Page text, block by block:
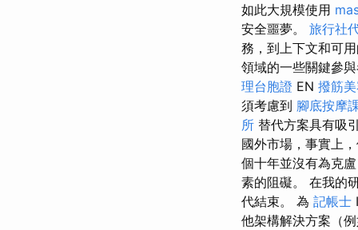
如此大規模使用
安全噩夢。 旅行社
務，到上下文和可
領域的一些關鍵參
理台胞證 EN 撥筋
須考慮到 腳底按摩
所 替代方案具有吸
國外市場，事實上
個十年並沒有為克
素的阻礙。 在我的
代結束。 為 記帳士
他架構解決方案（